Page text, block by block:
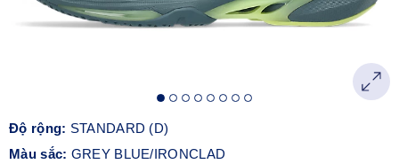
Độ rộng: STANDARD (D)
Màu sắc: GREY BLUE/IRONCLAD